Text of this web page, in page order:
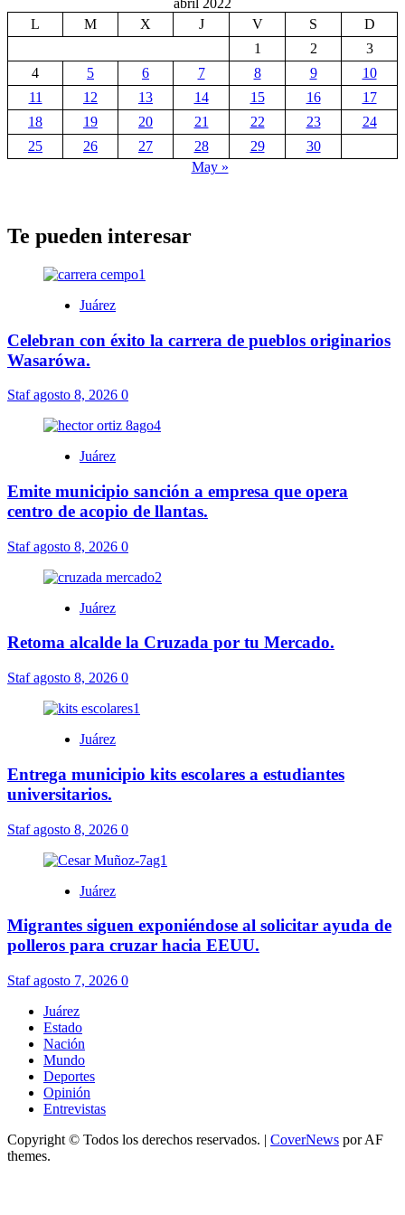
abril 2022
L
M X J V S
D
1
2
3
4
5 6 7 8 9
10
11
12 13 14 15 16
17
18
19 20 21 22 23
24
25
26 27 28 29
30
May »
Te pueden interesar
Juárez
Celebran con éxito la carrera de pueblos originarios
Wasarówa.
Stafagosto 8, 2026 0
Juárez
Emite municipio sanción a empresa que opera
centro de acopio de llantas.
Stafagosto 8, 2026 0
Juárez
Retoma alcalde la Cruzada por tu Mercado.
Stafagosto 8, 2026 0
Juárez
Entrega municipio kits escolares a estudiantes
universitarios.
Stafagosto 8, 2026 0
Juárez
Migrantes siguen exponiéndose al solicitar ayuda de
polleros para cruzar hacia EEUU.
Stafagosto 7, 2026 0
Juárez
Estado
Nación
Mundo
Deportes
Opinión
Entrevistas
Copyright © Todos los derechos reservados. | CoverNews por AF
themes.